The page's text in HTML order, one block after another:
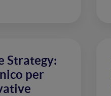
Strategy:
per